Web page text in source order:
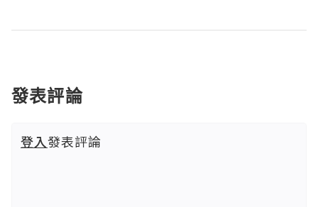
發表評論
登入發表評論